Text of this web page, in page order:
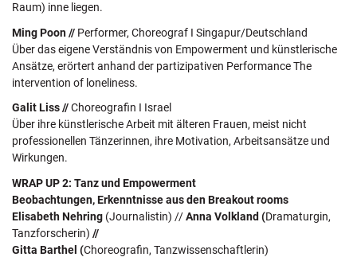
Raum) inne liegen.
Ming Poon // Performer, Choreograf I Singapur/Deutschland
Über das eigene Verständnis von Empowerment und künstlerische
Ansätze, erörtert anhand der partizipativen Performance The
intervention of loneliness.
Galit Liss //Choreografin I Israel
Über ihre künstlerische Arbeit mit älteren Frauen, meist nicht
professionellen Tänzerinnen, ihre Motivation, Arbeitsansätze und
Wirkungen.
WRAP UP 2: Tanz und Empowerment
Beobachtungen, Erkenntnisseaus denBreakout rooms
Elisabeth Nehring (Journalistin) //Anna Volkland (Dramaturgin,
Tanzforscherin) //
Gitta Barthel (Choreografin, Tanzwissenschaftlerin)